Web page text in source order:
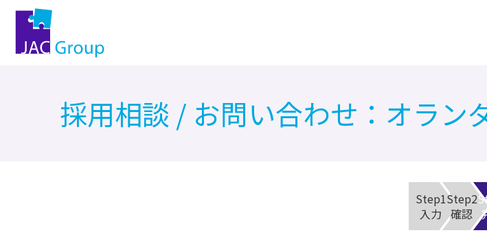
採用相談 / お問い合わせ：オラン
Step1
入力
Step2
確認